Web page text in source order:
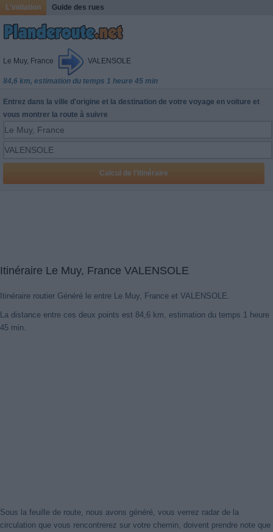
L'initiation Guide des rues
Le Muy, France VALENSOLE
84,6 km, estimation du temps 1 heure 45 min
Entrez dans la ville d'origine et la destination de votre voyage en voiture et
vous montrer la route à suivre
Itinéraire Le Muy, France VALENSOLE
Itinéraire routier Généré le entre Le Muy, France et VALENSOLE.
La distance entre ces deux points est 84,6 km, estimation du temps 1 heure
45 min.
Sous la feuille de route, nous avons généré, vous verrez radar de la
circulation que vous rencontrerez sur votre chemin, doivent prendre note que